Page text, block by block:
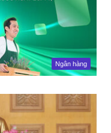
Ngân hàng